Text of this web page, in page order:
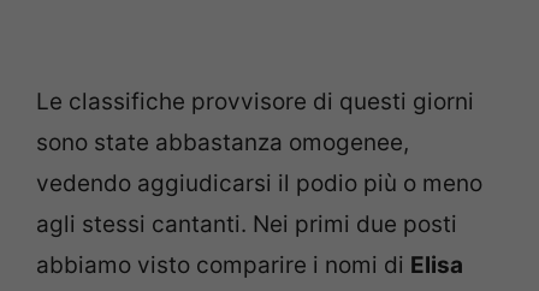
Le classifiche provvisore di questi giorni
sono state abbastanza omogenee,
vedendo aggiudicarsi il podio più o meno
agli stessi cantanti. Nei primi due posti
abbiamo visto comparire i nomi di Elisa